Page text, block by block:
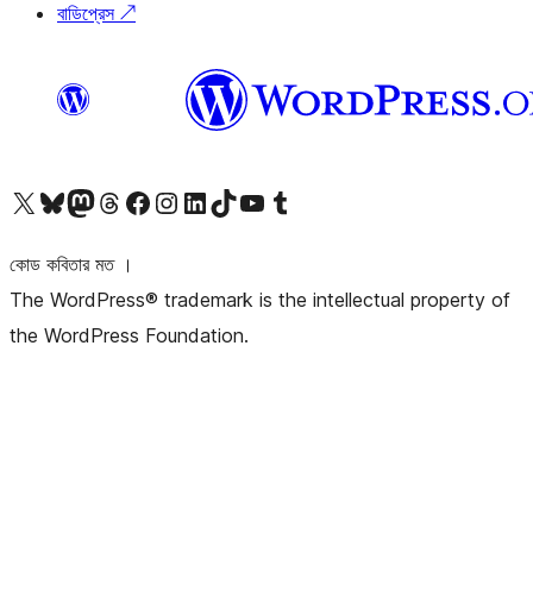
বাডিপ্রেস ↗
আমাদের X (আগের টুইটার) অ্যাকাউন্টে যানআমাদের Bluesky অ্যাকাউন্টটি দেখুনআমাদের মাস্টোডন অ্যাকাউন্টটি দেখুনআমাদের থ্রেডস অ্যাকাউন্টটি দেখুনআমাদের ফেসবুক পেজ দেখুনআমাদের ইন্সটাগ্রাম অ্যাকাউন্ট দেখুনআমাদের লিঙ্কডইন অ্যাকাউন্টে যানআমাদের TikTok অ্যাকাউন্টটি দেখুনআমাদের ইউটিউব চ্যানেলে যান আমাদের টাম্বলার অ্যাকাউন্ট দেখুন
কোড কবিতার মত ।
The WordPress® trademark is the intellectual property of
the WordPress Foundation.